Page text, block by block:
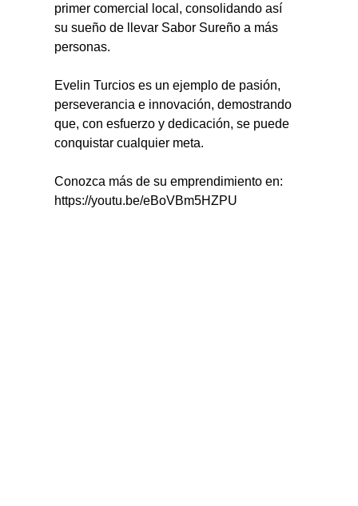
primer comercial local, consolidando así
su sueño de llevar Sabor Sureño a más
personas.
Evelin Turcios es un ejemplo de pasión,
perseverancia e innovación, demostrando
que, con esfuerzo y dedicación, se puede
conquistar cualquier meta.
Conozca más de su emprendimiento en:
https://youtu.be/eBoVBm5HZPU